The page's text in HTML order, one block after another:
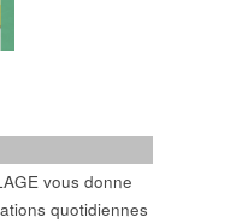
vous donne
quotidiennes